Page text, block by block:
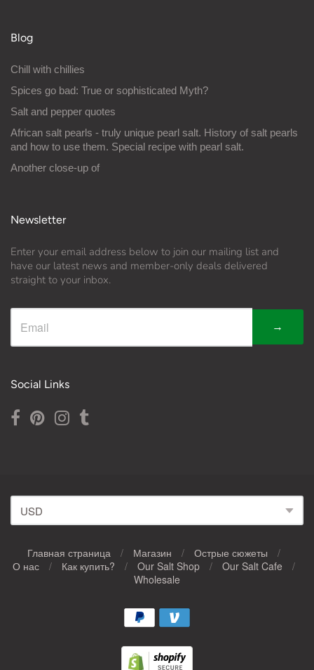
Blog
Chill with chillies
Spices go bad: True or sophisticated Myth?
Salt and pepper quotes
African salt pearls - truly unique pearl salt. History of salt pearls
and how to use them. Special recipe with pearl salt.
Another close-up of
Newsletter
Enter your email address below to join our mailing list and
have our latest news and member-only deals delivered
straight to your inbox.
→
Social Links
Главная страница / Магазин / Острые сюжеты
/
О нас
/ Как купить? / Our Salt Shop / Our Salt Cafe
/
Wholesale